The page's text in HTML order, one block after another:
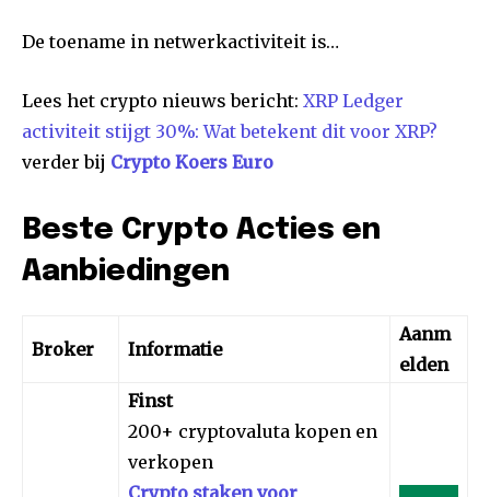
De toename in netwerkactiviteit is…
Lees het crypto nieuws bericht: XRP Ledger
activiteit stijgt 30%: Wat betekent dit voor XRP?
verder bij Crypto Koers Euro
Beste Crypto Acties en
Aanbiedingen
Broker Informatie
Aanm
elden
Finst
200+ cryptovaluta kopen en
verkopen